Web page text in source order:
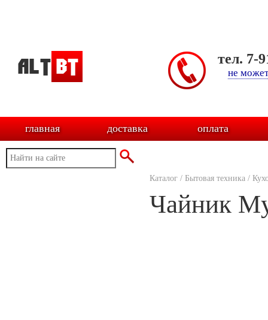
тел. 7-
не
главная доставка оплата
Каталог / Бытовая техника /
Чайник